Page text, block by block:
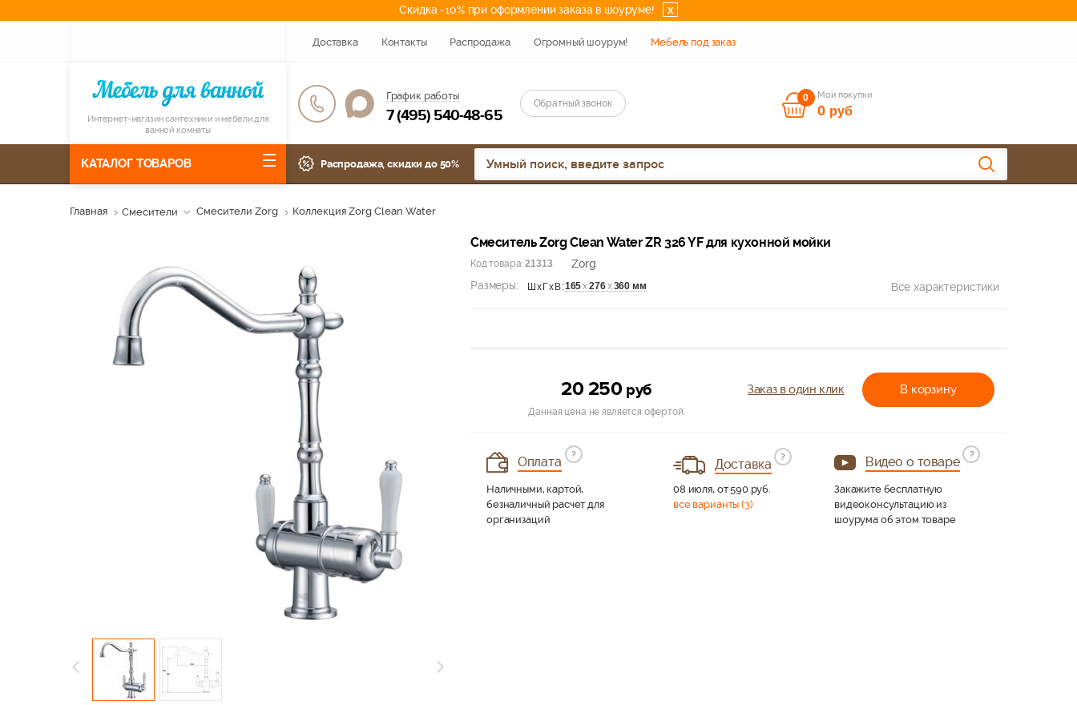
Скидка -10% при оформлении заказа в шоуруме! x
Доставка Контакты Распродажа Огромный шоурум! Мебель под заказ
Интернет-магазин сантехники и мебели для
ванной комнаты
График работы
7 (495) 540-48-65
Обратный звонок 0 Мои покупки
0 руб
КАТАЛОГ ТОВАРОВ Распродажа, скидки до 50%
Главная Смесители Смесители Zorg Коллекция Zorg Clean Water
Смеситель Zorg Clean Water ZR 326 YF для кухонной мойки
Код товара: 21313
Zorg
Размеры:
ШхГхВ:165х276х360 мм Все характеристики
20 250 руб В корзину
Заказ в один клик
Данная цена не является офертой.
Оплата
?
Наличными, картой,
безналичный расчет для
организаций
Доставка
?
08 июля, от 590 руб.
все варианты (3)
Видео о товаре
?
Закажите бесплатную
видеоконсультацию из
шоурума об этом товаре